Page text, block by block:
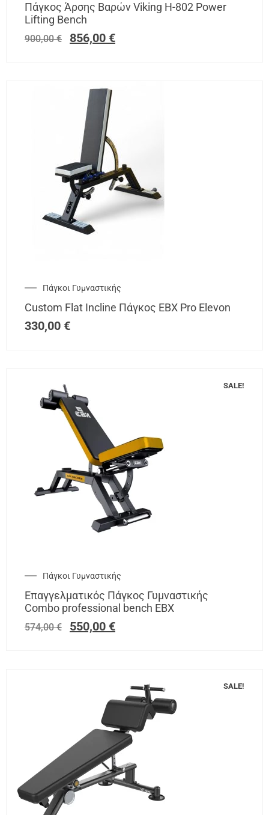
Πάγκος Άρσης Βαρών Viking Η-802 Power
Lifting Bench
900,00€ 856,00 €
Πάγκοι Γυμναστικής
Custom Flat Incline Πάγκος EBX Pro Elevon
330,00 €
SALE!
Πάγκοι Γυμναστικής
Επαγγελματικός Πάγκος Γυμναστικής
Combo professional bench EBX
574,00€ 550,00 €
SALE!